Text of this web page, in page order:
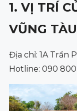
1. VỊ TRÍ
VŨNG TÀU
Địa chỉ: 1A Trần
Hotline: 090 800